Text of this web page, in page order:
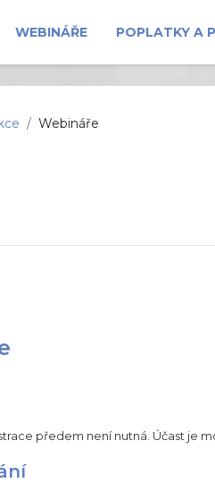
WEBINÁŘE POPLATKY A
Webináře
předem není nutná. Účast je